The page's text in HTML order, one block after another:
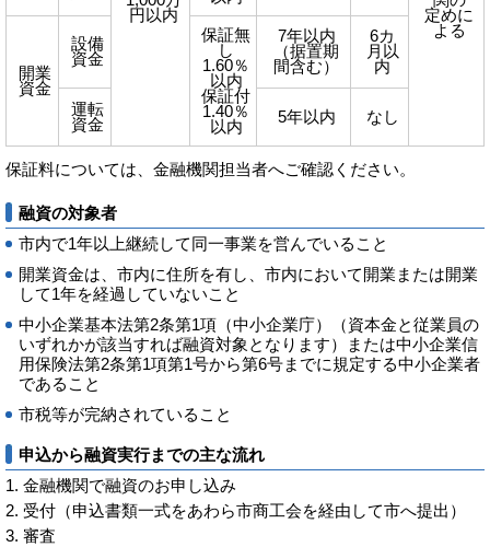
円以内
定めに
よる
開業
資金
設備
資金
保証無
し
1.60％
以内
保証付
1.40％
以内
7年以内
（据置期
間含む）
6カ
月以
内
運転
資金
5年以内 なし
保証料については、金融機関担当者へご確認ください。
融資の対象者
市内で1年以上継続して同一事業を営んでいること
開業資金は、市内に住所を有し、市内において開業または開業
して1年を経過していないこと
中小企業基本法第2条第1項（中小企業庁）（資本金と従業員の
いずれかが該当すれば融資対象となります）または中小企業信
用保険法第2条第1項第1号から第6号までに規定する中小企業者
であること
市税等が完納されていること
申込から融資実行までの主な流れ
金融機関で融資のお申し込み
受付（申込書類一式をあわら市商工会を経由して市へ提出）
審査